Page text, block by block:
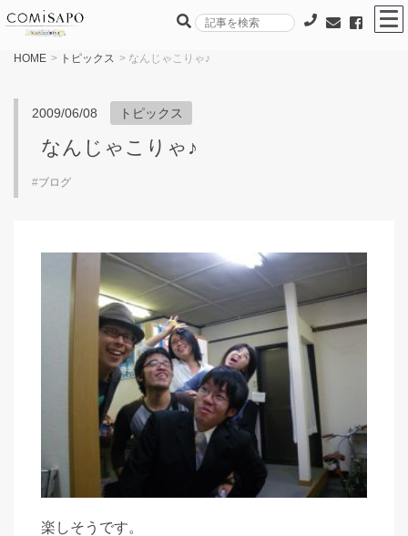
HOME > トピックス > なんじゃこりゃ♪
2009/06/08 トピックス
なんじゃこりゃ♪
#ブログ
楽しそうです。